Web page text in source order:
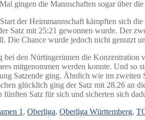
gingen die Mannschaften sogar über
der Heimmannschaft kämpften sich
Satz mit 25:21 gewonnen wurde. Der
Die Chance wurde jedoch nicht genutzt
bei den Nürtingerinnen die Konzentration
mitgenommen werden konnte. Und so
Satzende ging. Ähnlich wie im zweiten
glücklich ging der Satz mit 28.26 an
fünften Satz für sich und sicherten sich
1 , Oberliga, Oberliga Württemberg,